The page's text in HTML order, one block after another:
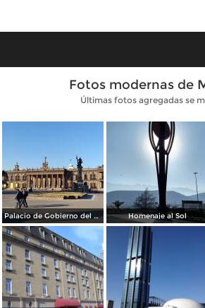
Fotos modernas de
Últimas fotos agregadas se
Palacio de Gobierno del Estado Homenaje al Sol